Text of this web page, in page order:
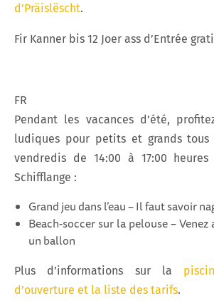
d’Präislëscht.
Fir Kanner bis 12 Joer ass d’Entrée
FR
Pendant les vacances d’été,
ludiques pour petits et grands
vendredis de 14:00 à 17:00
Schifflange :
Grand jeu dans l’eau – Il faut savoir
Beach‑soccer sur la pelouse – Venez
un ballon
Plus d’informations sur la
d’ouverture et la liste des tarifs.